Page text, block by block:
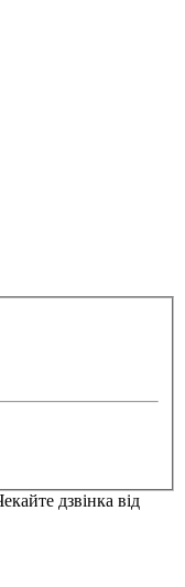
дзвінка від